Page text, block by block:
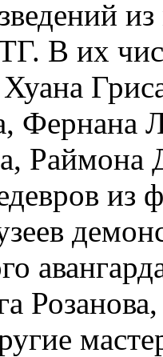
В их
Фернана
Раймона
из